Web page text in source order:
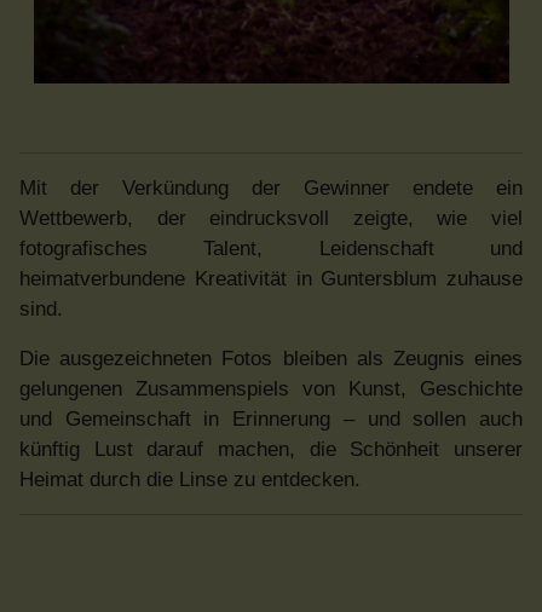
Mit der Verkündung der Gewinner endete ein
Wettbewerb, der eindrucksvoll zeigte, wie viel
fotografisches Talent, Leidenschaft und
heimatverbundene Kreativität in Guntersblum zuhause
sind.
Die ausgezeichneten Fotos bleiben als Zeugnis eines
gelungenen Zusammenspiels von Kunst, Geschichte
und Gemeinschaft in Erinnerung – und sollen auch
künftig Lust darauf machen, die Schönheit unserer
Heimat durch die Linse zu entdecken.